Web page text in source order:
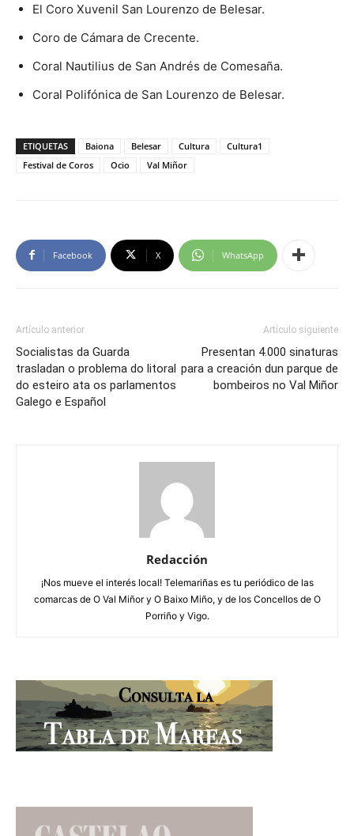
El Coro Xuvenil San Lourenzo de Belesar.
Coro de Cámara de Crecente.
Coral Nautilius de San Andrés de Comesaña.
Coral Polifónica de San Lourenzo de Belesar.
ETIQUETAS Baiona Belesar Cultura
Cultura1
Festival de Coros
Ocio Val Miñor
Facebook X WhatsApp
Artículo anterior
Socialistas da Guarda
trasladan o problema do litoral
do esteiro ata os parlamentos
Galego e Español
Artículo siguiente
Presentan 4.000 sinaturas
para a creación dun parque de
bombeiros no Val Miñor
Redacción
¡Nos mueve el interés local! Telemariñas es tu periódico de las
comarcas de O Val Miñor y O Baixo Miño, y de los Concellos de O
Porriño y Vigo.